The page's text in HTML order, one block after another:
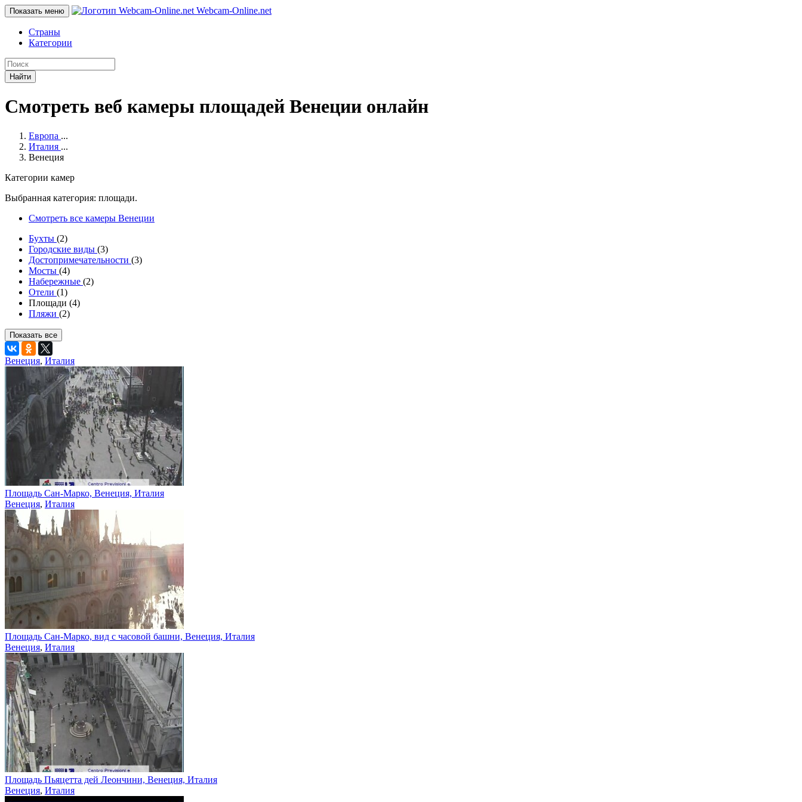
Показать меню Webcam-Online.net
Страны
Категории
Найти
Смотреть веб камеры площадей Венеции онлайн
Европа ...
Италия ...
Венеция
Категории камер
Выбранная категория: площади.
Смотреть все камеры Венеции
Бухты (2)
Городские виды (3)
Достопримечательности (3)
Мосты (4)
Набережные (2)
Отели (1)
Площади (4)
Пляжи (2)
Показать все
Венеция, Италия
Площадь Сан-Марко, Венеция, Италия
Венеция, Италия
Площадь Сан-Марко, вид с часовой башни, Венеция, Италия
Венеция, Италия
Площадь Пьяцетта дей Леончини, Венеция, Италия
Венеция, Италия